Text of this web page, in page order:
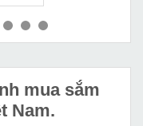
MUA NGAY
mua sắm
Nam.